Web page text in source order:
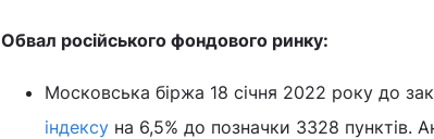
Обвал російського фондового ринку:
Московська біржа 18 січня 2022 року до
індексу на 6,5% до позначки 3328 пунктів.